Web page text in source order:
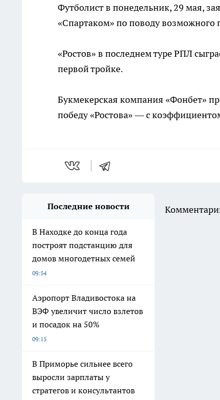
Футболист в понедельник, 29 мая,
«Спартаком» по поводу возможного
«Ростов» в последнем туре РПЛ
первой тройке.
Букмекерская компания «Фонбет»
победу «Ростова» — с
Последние новости
В Находке до конца года
построят подстанцию для
домов многодетных семей
09:54
Аэропорт Владивостока на
ВЭФ увеличит число взлетов
и посадок на 50%
09:15
В Приморье сильнее всего
выросли зарплаты у
стратегов и консультантов